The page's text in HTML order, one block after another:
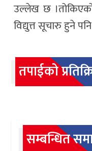
उल्लेख छ
विद्युत्त सूचारु हुने
तपाईको
सम्बन्धित